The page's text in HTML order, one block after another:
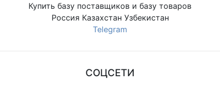
Купить базу поставщиков и базу товаров
Россия Казахстан Узбекистан
Telegram
СОЦСЕТИ